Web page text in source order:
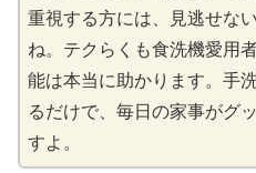
重視する方には、見逃せな
ね。テクらくも食洗機愛用
能は本当に助かります。手
るだけで、毎日の家事がグ
すよ。